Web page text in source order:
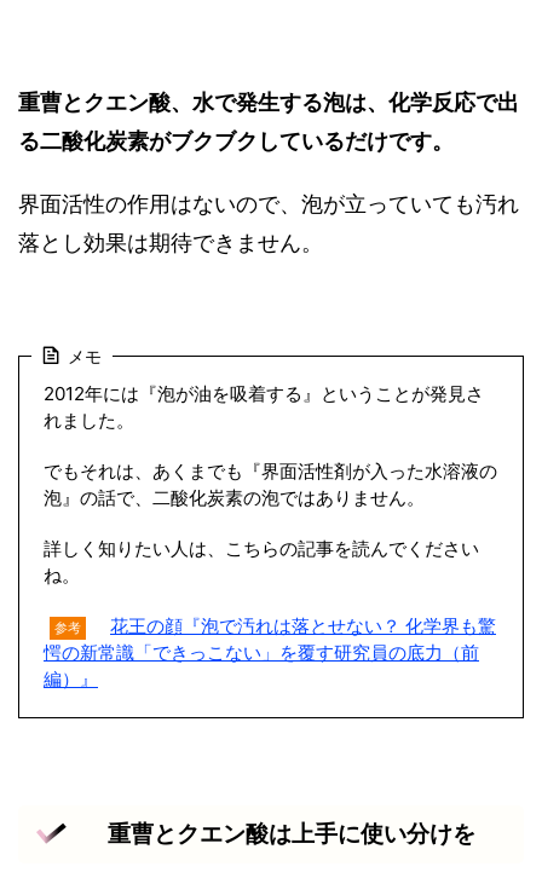
重曹とクエン酸、水で発生する泡は、化学反応で出
る二酸化炭素がブクブクしているだけです。
界面活性の作用はないので、泡が立っていても汚れ
落とし効果は期待できません。
メモ
2012年には『泡が油を吸着する』ということが発見さ
れました。
でもそれは、あくまでも『界面活性剤が入った水溶液の
泡』の話で、二酸化炭素の泡ではありません。
詳しく知りたい人は、こちらの記事を読んでください
ね。
参考
花王の顔『泡で汚れは落とせない？ 化学界も驚
愕の新常識「できっこない」を覆す研究員の底力（前
編）』
重曹とクエン酸は上手に使い分けを